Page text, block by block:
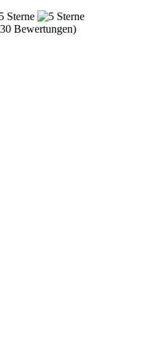
Bewertungen)